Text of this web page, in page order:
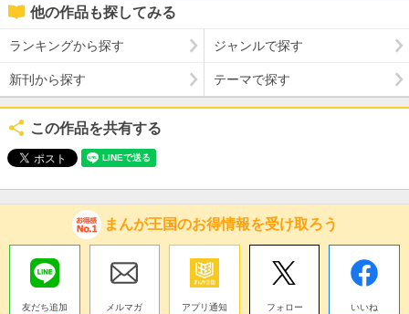
他の作品も探してみる
ランキングから探す ジャンルで探す
新刊から探す テーマで探す
この作品を共有する
まんが王国のお得情報を受け取ろう
友だち追加
メルマガ アプリ通知 フォロー いいね